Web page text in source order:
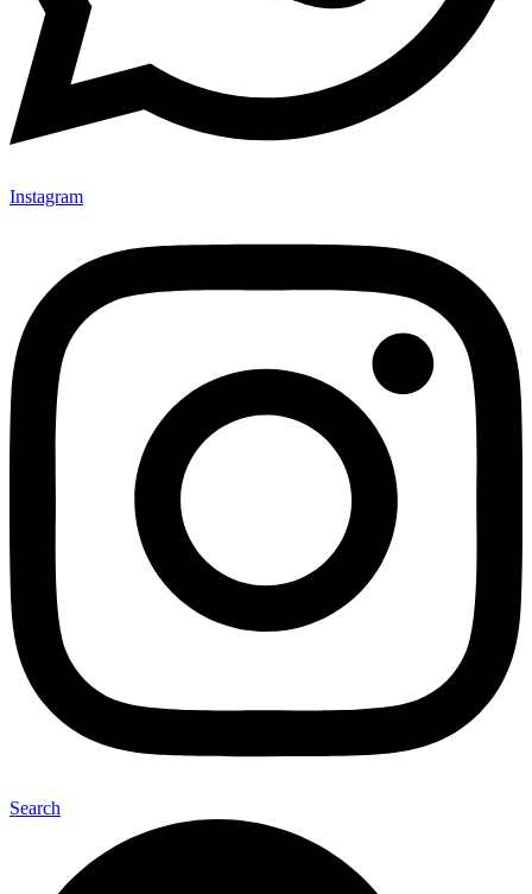
Instagram
Search